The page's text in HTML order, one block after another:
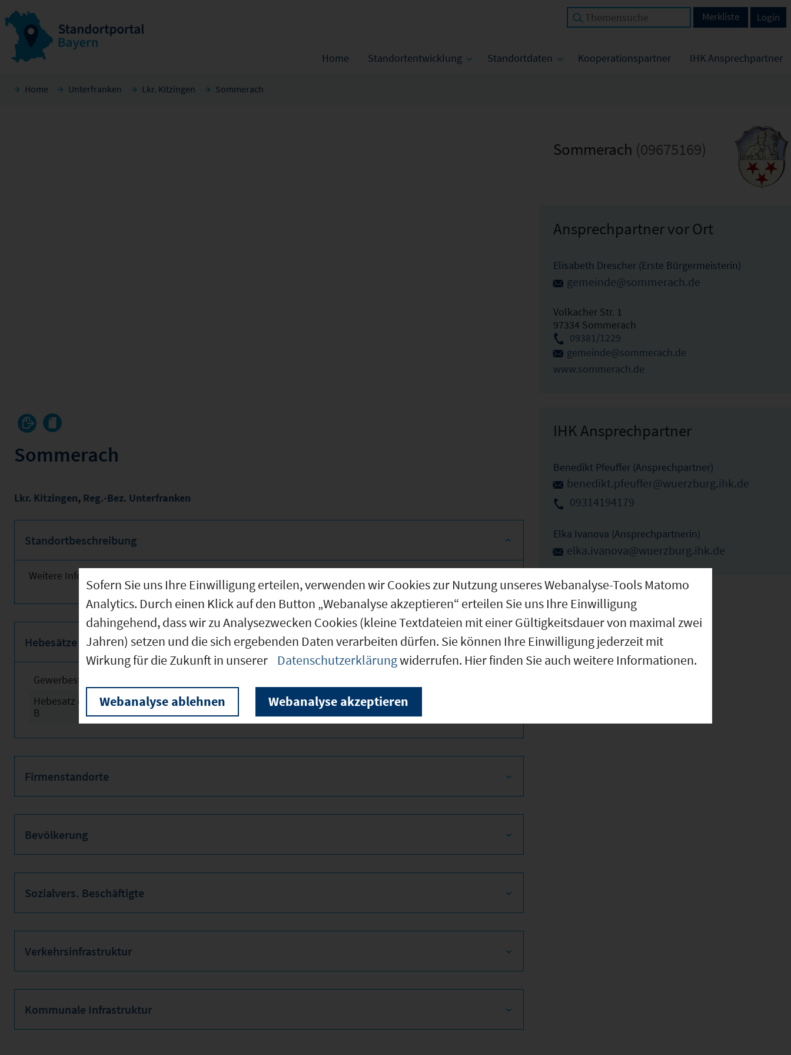
Home Standortentwicklung Standortdaten Kooperationspartner IHK Ansprechpartner
Login
Merkliste
Home Unterfranken Lkr. Kitzingen Sommerach
Sommerach
Lkr. Kitzingen, Reg.-Bez. Unterfranken
Standortbeschreibung
Weitere Informationen finden Sie obenstehend!
Hebesätze
Gewerbesteuerhebesatz
Hebesatz der Grundsteuer
B
2024 350
Firmenstandorte
Bevölkerung
Sozialvers. Beschäftigte
Verkehrsinfrastruktur
Kommunale Infrastruktur
Sommerach (09675169)
Ansprechpartner vor Ort
Elisabeth Drescher (Erste Bürgermeisterin)
gemeinde@sommerach.de
Volkacher Str. 1
97334 Sommerach
09381/1229
gemeinde@sommerach.de
www.sommerach.de
IHK Ansprechpartner
Benedikt Pfeuffer (Ansprechpartner)
benedikt.pfeuffer@wuerzburg.ihk.de
09314194179
Elka Ivanova (Ansprechpartnerin)
elka.ivanova@wuerzburg.ihk.de
Sofern Sie uns Ihre Einwilligung erteilen, verwenden wir Cookies zur Nutzung unseres Webanalyse-Tools Matomo
Analytics. Durch einen Klick auf den Button „Webanalyse akzeptieren“ erteilen Sie uns Ihre Einwilligung
dahingehend, dass wir zu Analysezwecken Cookies (kleine Textdateien mit einer Gültigkeitsdauer von maximal zwei
Jahren) setzen und die sich ergebenden Daten verarbeiten dürfen. Sie können Ihre Einwilligung jederzeit mit
Wirkung für die Zukunft in unserer
Datenschutzerklärungwiderrufen. Hier finden Sie auch weitere Informationen.
Webanalyse ablehnen Webanalyse akzeptieren